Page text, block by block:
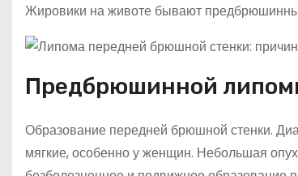
Жировики на животе бывают
Предбрюшинной
Образование передней брюшной стенки.
мягкие, особенно у женщин. Небольшая